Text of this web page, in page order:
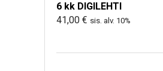
6 kk DIGILEHTI
41,00 € sis. alv. 10%